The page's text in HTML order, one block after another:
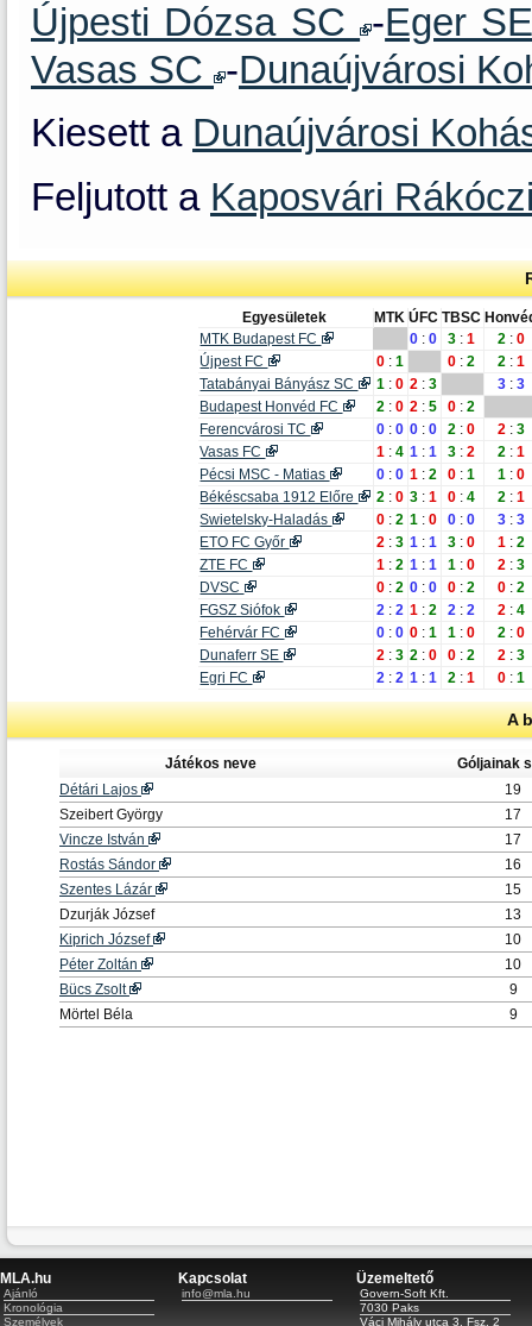
Újpesti Dózsa SC -Eger
Vasas SC -Dunaújvárosi
Kiesett a Dunaújvárosi
Feljutott a Kaposvári
Egyesületek MTK ÚFC TBSC
MTK Budapest FC
0 : 0 3 : 1 2 : 0
Újpest FC
0 : 1 0 : 2 2 : 1
Tatabányai Bányász SC
1 : 0 2 : 3 3 : 3
Budapest Honvéd FC
2 : 0 2 : 5 0 : 2
Ferencvárosi TC
0 : 0 0 : 0 2 : 0 2 : 3
Vasas FC
1 : 4 1 : 1 3 : 2 2 : 1
Pécsi MSC - Matias
0 : 0 1 : 2 0 : 1 1 : 0
Békéscsaba 1912 Előre
2 : 0 3 : 1 0 : 4 2 : 1
Swietelsky-Haladás
0 : 2 1 : 0 0 : 0 3 : 3
ETO FC Győr
2 : 3 1 : 1 3 : 0 1 : 2
ZTE FC
1 : 2 1 : 1 1 : 0 2 : 3
DVSC
0 : 2 0 : 0 0 : 2 0 : 2
FGSZ Siófok
2 : 2 1 : 2 2 : 2 2 : 4
Fehérvár FC
0 : 0 0 : 1 1 : 0 2 : 0
Dunaferr SE
2 : 3 2 : 0 0 : 2 2 : 3
Egri FC
2 : 2 1 : 1 2 : 1 0 : 1
A
Játékos neve
Góljainak
Détári Lajos
19
Szeibert György
17
Vincze István
17
Rostás Sándor
16
Szentes Lázár
15
Dzurják József
13
Kiprich József
10
Péter Zoltán
10
Bücs Zsolt
9
Mörtel Béla
9
MLA.hu
Ajánló
Kronológia
Személyek
Kapcsolat
info@mla.hu
Üzemeltető
Govern-Soft Kft.
7030 Paks
Váci Mihály utca 3. Fsz. 2